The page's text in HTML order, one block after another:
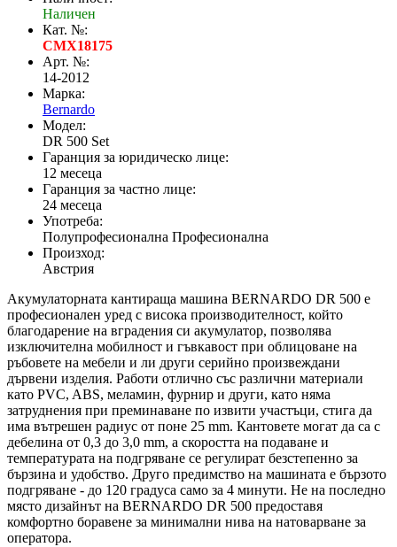
Наличен
Кат. №:
CMX18175
Арт. №:
14-2012
Марка:
Bernardo
Модел:
DR 500 Set
Гаранция за юридическо лице:
12 месеца
Гаранция за частно лице:
24 месеца
Употреба:
Полупрофесионална Професионална
Произход:
Австрия
Акумулаторната кантираща машина BERNARDO DR 500 е
професионален уред с висока производителност, който
благодарение на вградения си акумулатор, позволява
изключителна мобилност и гъвкавост при облицоване на
ръбовете на мебели и ли други серийно произвеждани
дървени изделия. Работи отлично със различни материали
като PVC, ABS, меламин, фурнир и други, като няма
затруднения при преминаване по извити участъци, стига да
има вътрешен радиус от поне 25 mm. Кантовете могат да са с
дебелина от 0,3 до 3,0 mm, а скоростта на подаване и
температурата на подгряване се регулират безстепенно за
бързина и удобство. Друго предимство на машината е бързото
подгряване - до 120 градуса само за 4 минути. Не на последно
място дизайнът на BERNARDO DR 500 предоставя
комфортно боравене за минимални нива на натоварване за
оператора.